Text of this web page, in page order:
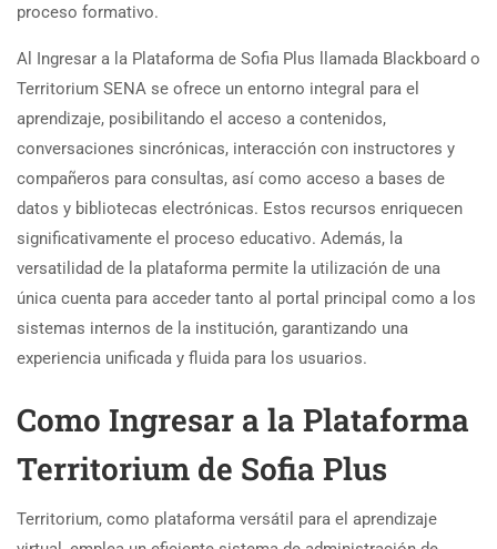
proceso formativo.
Al Ingresar a la Plataforma de Sofia Plus llamada Blackboard o
Territorium SENA se ofrece un entorno integral para el
aprendizaje, posibilitando el acceso a contenidos,
conversaciones sincrónicas, interacción con instructores y
compañeros para consultas, así como acceso a bases de
datos y bibliotecas electrónicas. Estos recursos enriquecen
significativamente el proceso educativo. Además, la
versatilidad de la plataforma permite la utilización de una
única cuenta para acceder tanto al portal principal como a los
sistemas internos de la institución, garantizando una
experiencia unificada y fluida para los usuarios.
Como Ingresar a la Plataforma
Territorium de Sofia Plus
Territorium, como plataforma versátil para el aprendizaje